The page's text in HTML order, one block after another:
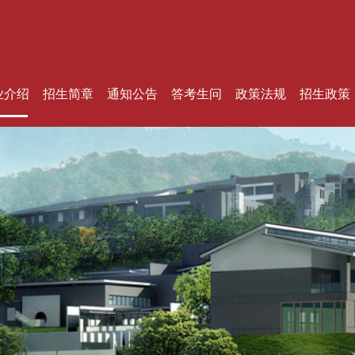
介绍 招生简章 通知公告 答考生问 政策法规 招生政策